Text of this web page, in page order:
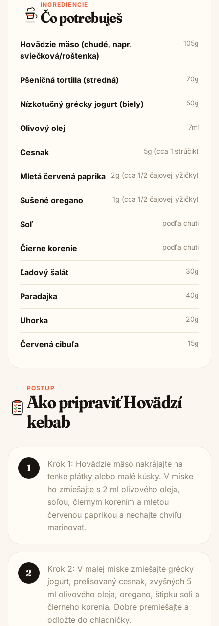
INGREDIENCIE
Čo potrebuješ
Hovädzie mäso (chudé, napr.
sviečková/roštenka)
105g
Pšeničná tortilla (stredná) 70g
Nízkotučný grécky jogurt (biely) 50g
Olivový olej 7ml
Cesnak 5g (cca 1 strúčik)
Mletá červená paprika 2g (cca 1/2 čajovej lyžičky)
Sušené oregano 1g (cca 1/2 čajovej lyžičky)
Soľ podľa chuti
Čierne korenie podľa chuti
Ľadový šalát 30g
Paradajka 40g
Uhorka 20g
Červená cibuľa 15g
POSTUP
Ako pripraviťHovädzí
kebab
1
Krok 1: Hovädzie mäso nakrájajte na
tenké plátky alebo malé kúsky. V miske
ho zmiešajte s 2 ml olivového oleja,
soľou, čiernym korením a mletou
červenou paprikou a nechajte chvíľu
marinovať.
2
Krok 2: V malej miske zmiešajte grécky
jogurt, prelisovaný cesnak, zvyšných 5
ml olivového oleja, oregano, štipku soli a
čierneho korenia. Dobre premiešajte a
odložte do chladničky.